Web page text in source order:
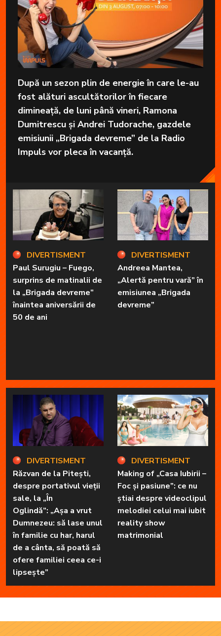
După un sezon plin de energie în care le-au
fost alături ascultătorilor în fiecare
dimineață, de luni până vineri, Ramona
Dumitrescu și Andrei Tudorache, gazdele
emisiunii „Brigada devreme” de la Radio
Impuls vor pleca în vacanță.
DIVERTISMENT
Paul Surugiu – Fuego,
surprins de matinalii de
la „Brigada devreme”
înaintea aniversării de
50 de ani
DIVERTISMENT
Răzvan de la Pitești,
despre portativul vieții
sale, la „În
Oglindă”: „Așa a vrut
Dumnezeu: să lase unul
în familie cu har, harul
de a cânta, să poată să
ofere familiei ceea ce-i
lipsește”
DIVERTISMENT
Andreea Mantea,
„Alertă pentru vară” în
emisiunea „Brigada
devreme”
DIVERTISMENT
Making of „Casa Iubirii –
Foc și pasiune”: ce nu
știai despre videoclipul
melodiei celui mai iubit
reality show
matrimonial